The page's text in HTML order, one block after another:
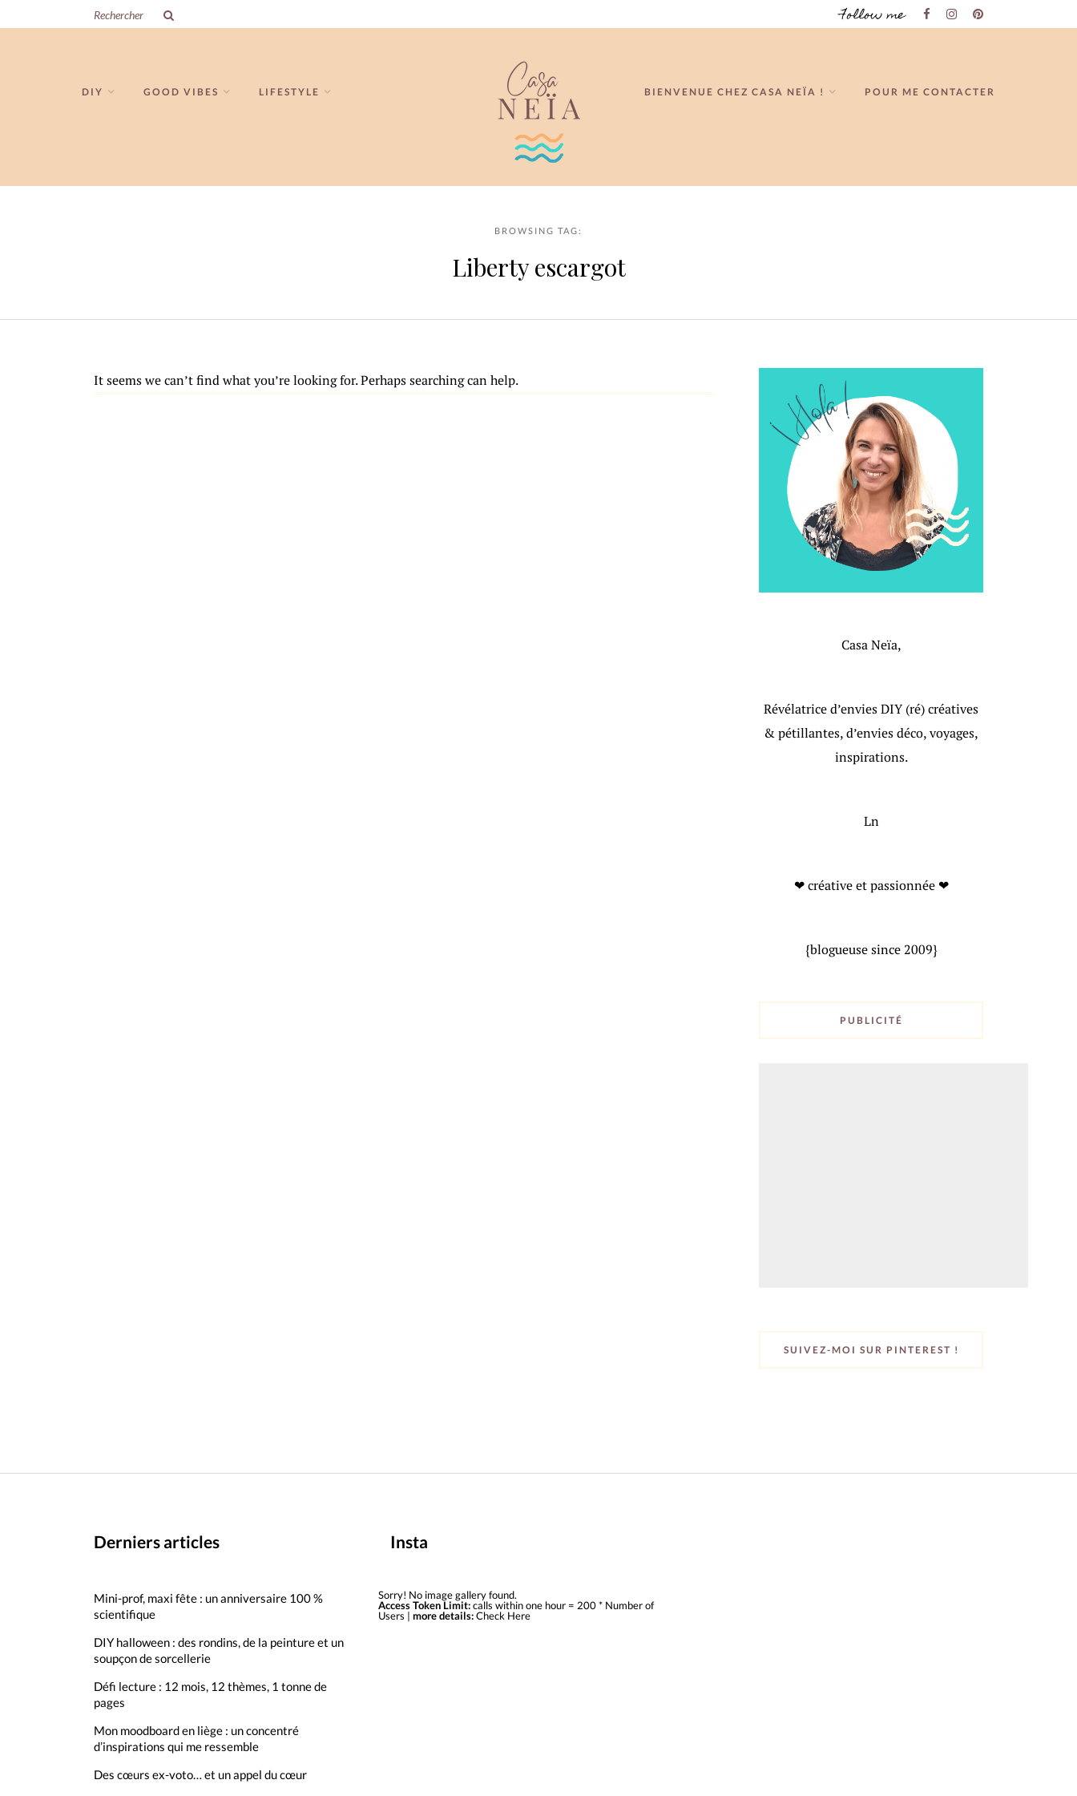
Follow me
DIY GOOD VIBES LIFESTYLE BIENVENUE CHEZ CASA NEÏA ! POUR ME CONTACTER
BROWSING TAG:
Liberty escargot
It seems we can’t find what you’re looking for. Perhaps searching can help.
Casa Neïa,
Révélatrice d’envies DIY (ré) créatives
& pétillantes, d’envies déco, voyages,
inspirations.
Ln
❤ créative et passionnée ❤
{blogueuse since 2009}
PUBLICITÉ
SUIVEZ-MOI SUR PINTEREST !
Derniers articles
Mini-prof, maxi fête : un anniversaire 100 %
scientifique
DIY halloween : des rondins, de la peinture et un
soupçon de sorcellerie
Défi lecture : 12 mois, 12 thèmes, 1 tonne de
pages
Mon moodboard en liège : un concentré
d’inspirations qui me ressemble
Des cœurs ex-voto… et un appel du cœur
Insta
Sorry! No image gallery found.
Access Token Limit:calls within one hour = 200 * Number of
Users | more details: Check Here